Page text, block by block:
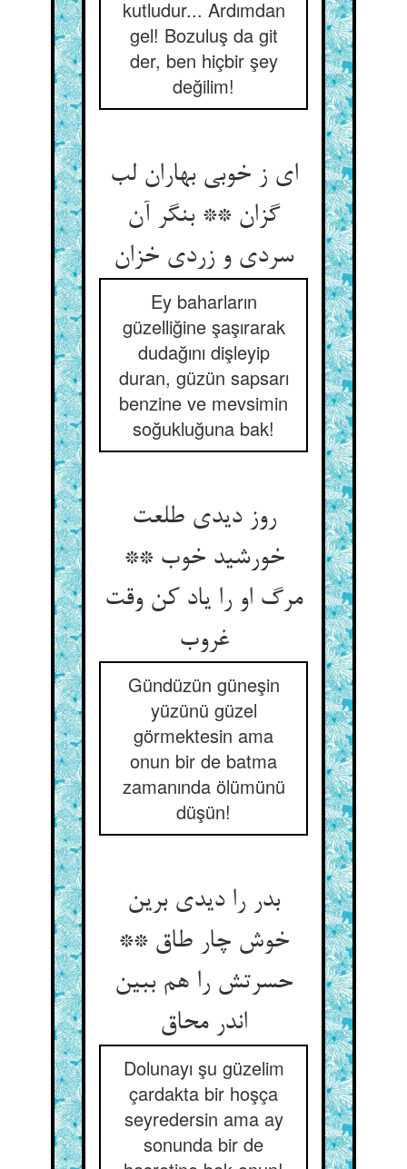
kutludur... Ardımdan
gel! Bozuluş da git
der, ben hiçbir şey
değilim!
ای ز خوبی بهاران لب
گزان ** بنگر آن
سردی و زردی خزان
Ey baharların
güzelliğine şaşırarak
dudağını dişleyip
duran, güzün sapsarı
benzine ve mevsimin
soğukluğuna bak!
روز دیدی طلعت
خورشید خوب **
مرگ او را یاد کن وقت
غروب
Gündüzün güneşin
yüzünü güzel
görmektesin ama
onun bir de batma
zamanında ölümünü
düşün!
بدر را دیدی برین
خوش چار طاق **
حسرتش را هم ببین
اندر محاق
Dolunayı şu güzelim
çardakta bir hoşça
seyredersin ama ay
sonunda bir de